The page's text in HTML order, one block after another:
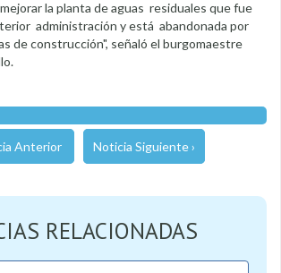
la planta de aguas residuales que fue
administración y está abandonada por
de construcción", señaló el burgomaestre
Anterior Noticia Siguiente ›
RELACIONADAS